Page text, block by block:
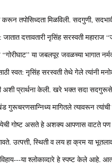
करून तपोसिध्दता मिळविली. सदगुणी,
दत्तावतारी नृसिंह सरस्वती महाराज
या जबलपूर जवळच्या भागात
स्वत: नृसिंह सरस्वती तेथे गेले त्यांनी
अशी प्रार्थना केली. खरे भक्त सदा
गुरूचरणसान्निध्य मागितले त्यावरून
गोष्ट असते हे अशक्य आपणास वाटते
उत्पत्ती, स्थिती व लय हा क्रम या
विहाय---या श्लोकाव्दारे हे स्पष्ट केले